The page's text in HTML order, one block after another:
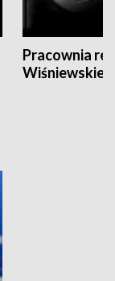
Pracownia